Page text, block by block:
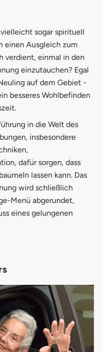
sogar spirituell
einen Ausgleich zum
verdient, einmal in den
einzutauchen? Egal
auf dem Gebiet -
besseres Wohlbefinden
in die Welt des
insbesondere
dafür sorgen, dass
lassen kann. Das
wird schließlich
Menü abgerundet,
eines gelungenen